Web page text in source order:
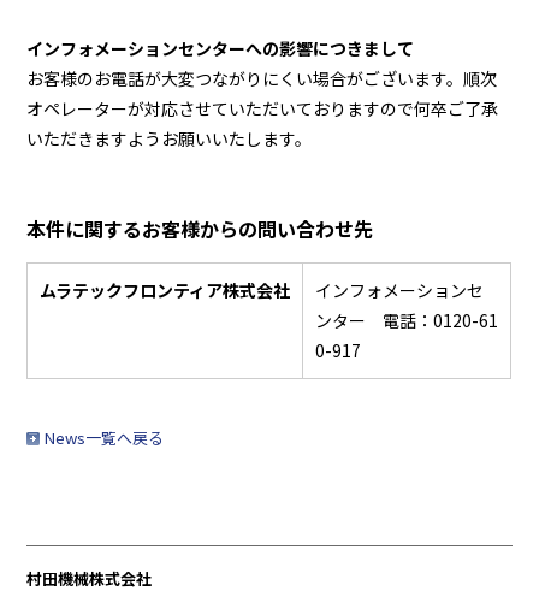
インフォメーションセンターへの影響につきまして
お客様のお電話が大変つながりにくい場合がございます。順次
オペレーターが対応させていただいておりますので何卒ご了承
いただきますようお願いいたします。
本件に関するお客様からの問い合わせ先
ムラテックフロンティア株式会社
インフォメーションセ
ンター 電話：0120-61
0-917
News一覧へ戻る
村田機械株式会社